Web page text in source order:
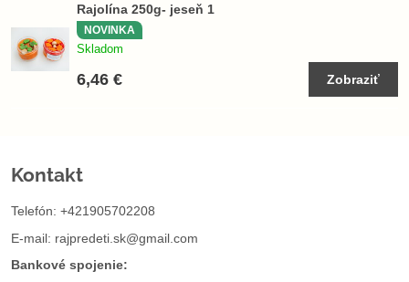
Rajolína 250g- jeseň 1
NOVINKA
Skladom
6,46 € Zobraziť
Kontakt
Telefón: +421905702208
E-mail: rajpredeti.sk@gmail.com
Bankové spojenie: